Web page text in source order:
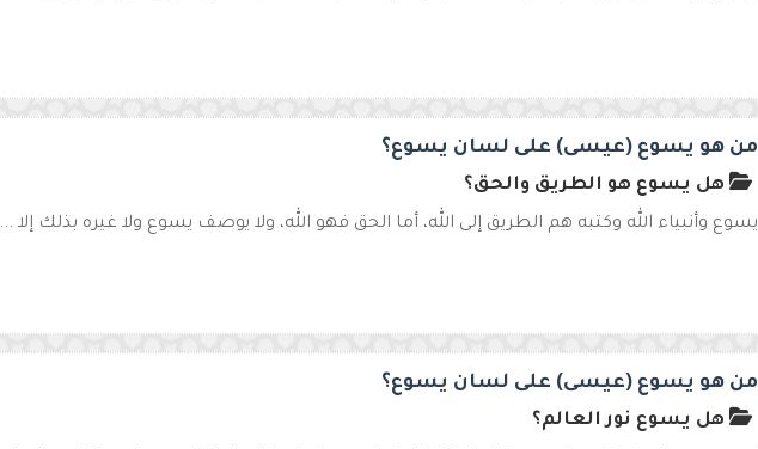
من هو يسوع (عيسى) على لسان يسوع؟
هل يسوع هو الطريق والحق؟
يسوع وأنبياء الله وكتبه هم الطريق إلى الله، أما الحق فهو الله، ولا يوصف يسوع ولا غيره بذلك إلا ...
من هو يسوع (عيسى) على لسان يسوع؟
هل يسوع نور العالم؟